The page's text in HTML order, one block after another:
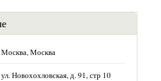
Москва, Москва
ул. Новохохловская, д. 91, стр 10